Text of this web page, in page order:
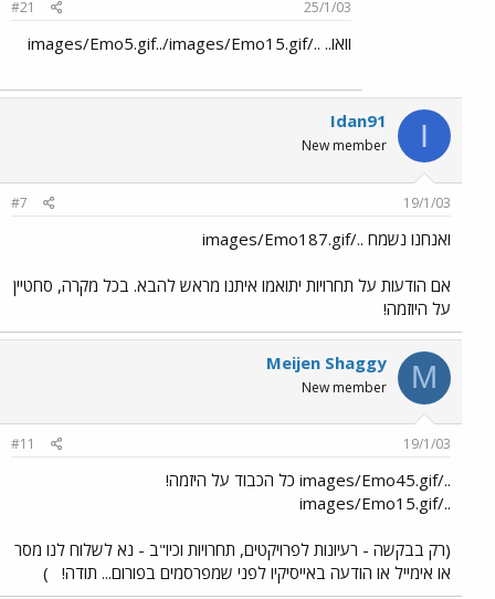
25/1/03
#21
וואו.. ../images/Emo5.gif../images/Emo15.gif
I
Idan91
New member
19/1/03
#7
ואנחנו נשמח ../images/Emo187.gif
אם הודעות על תחרויות יתואמו איתנו מראש להבא. בכל מקרה, סחטיין
על היוזמה!
M
Meijen Shaggy
New member
19/1/03
#11
../images/Emo45.gif כל הכבוד על היזמה!
../images/Emo15.gif
(רק בבקשה - רעיונות לפרויקטים, תחרויות וכיו"ב - נא לשלוח לנו מסר
או אימייל או הודעה באייסיקיו לפני שמפרסמים בפורום... תודה!
)